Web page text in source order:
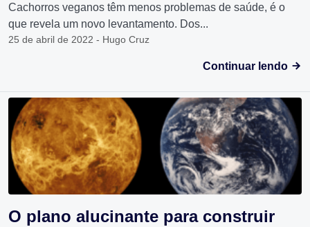
Cachorros veganos têm menos problemas de saúde, é o
que revela um novo levantamento. Dos...
25 de abril de 2022 - Hugo Cruz
Continuar lendo
O plano alucinante para construir